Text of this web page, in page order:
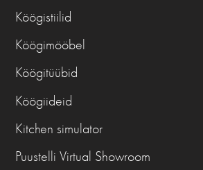
Köögistiilid
Köögimööbel
Köögitüübid
Köögiideid
Kitchen simulator
Puustelli Virtual Showroom